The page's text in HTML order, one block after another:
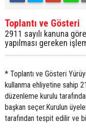
Toplantı ve Gösteri
2911 sayılı kanuna
yapılması gereken
* Toplantı ve Gösteri
kullanma ehliyetine sahip
düzenleme kurulu
başkan seçer.Kurulun
tarafından tespit edilir ve